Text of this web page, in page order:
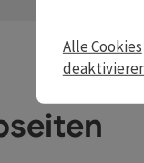
Alle Cookies